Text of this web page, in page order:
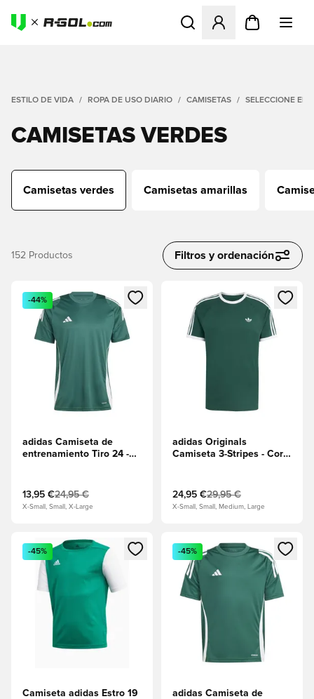
Abre un modal para iniciar
ESTILO DE VIDA ROPA DE USO DIARIO CAMISETAS SELECCIONE EL
CAMISETAS VERDES
Camisetas verdes Camisetas amarillas
152 Productos Filtros y ordenación
Abre un modal para iniciar sesión o registrarse como
-44%
adidas Camiseta de
entrenamiento Tiro 24 -
13,95 €24,95 €
X-Small, Small, X-Large
Abre un modal para iniciar
adidas Originals
Camiseta 3-Stripes - Core
24,95 €29,95 €
X-Small, Small, Medium, Large
Abre un modal para iniciar sesión o registrarse como
-45%
Camiseta adidas Estro 19
Abre un modal para iniciar
-45%
adidas Camiseta de